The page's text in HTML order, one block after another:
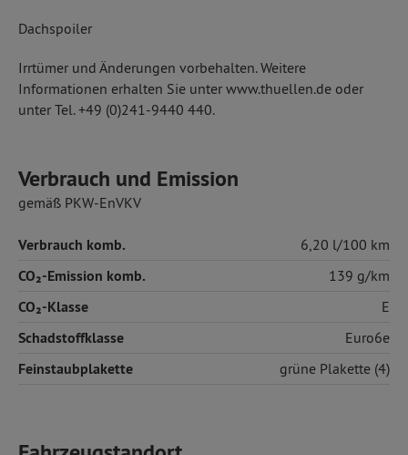
Dachspoiler
Irrtümer und Änderungen vorbehalten. Weitere
Informationen erhalten Sie unter www.thuellen.de oder
unter Tel. +49 (0)241-9440 440.
Verbrauch und Emission
gemäß PKW-EnVKV
Verbrauch komb. 6,20 l/100 km
CO₂-Emission komb. 139 g/km
CO₂-Klasse E
Schadstoffklasse Euro6e
Feinstaubplakette grüne Plakette (4)